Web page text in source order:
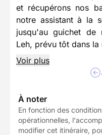
et récupérons nos
notre assistant à la
jusqu'au guichet de
Leh, prévu tôt dans la
Voir plus
À noter
En fonction des
opérationnelles,
modifier cet itinéraire,